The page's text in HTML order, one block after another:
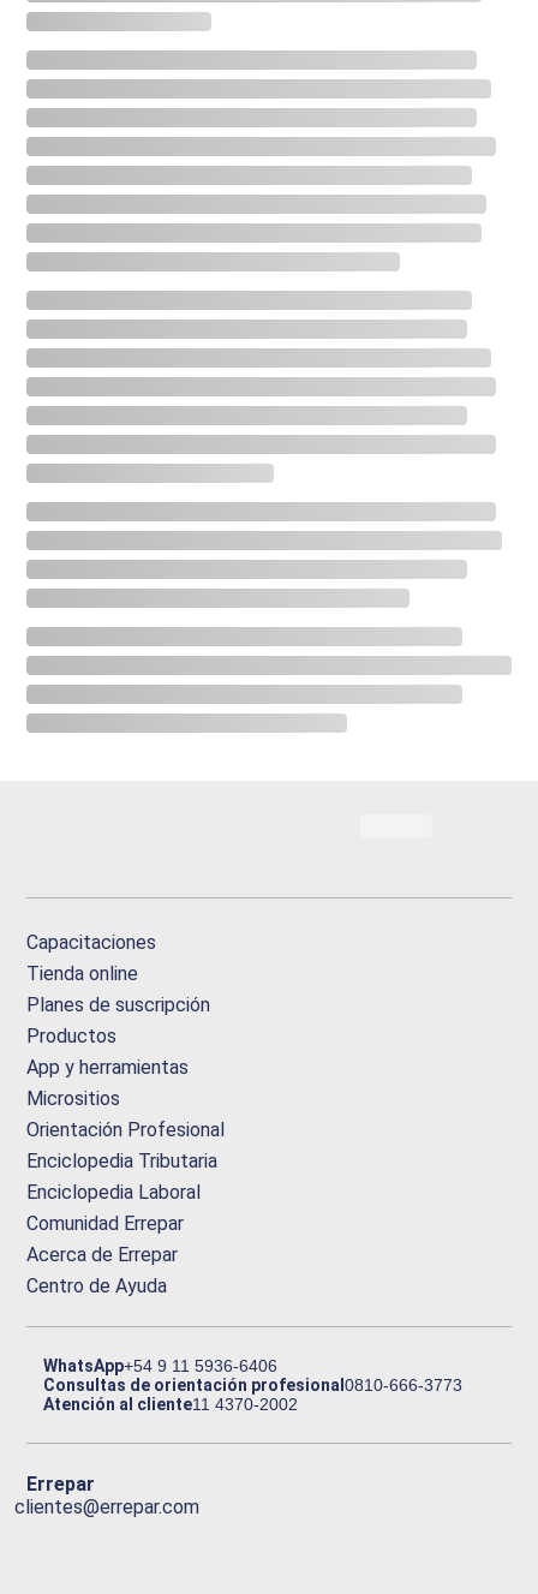
Capacitaciones
Tienda online
Planes de suscripción
Productos
App y herramientas
Micrositios
Orientación Profesional
Enciclopedia Tributaria
Enciclopedia Laboral
Comunidad Errepar
Acerca de Errepar
Centro de Ayuda
WhatsApp+54 9 11 5936-6406
Consultas de orientación profesional0810-666-3773
Atención al cliente11 4370-2002
Errepar
clientes@errepar.com